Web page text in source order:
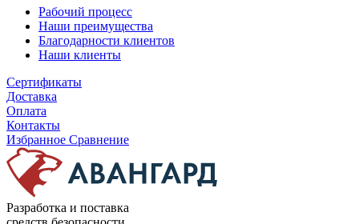
Рабочий процесс
Наши преимущества
Благодарности клиентов
Наши клиенты
Сертификаты
Доставка
Оплата
Контакты
Избранное Сравнение
Разработка и поставка